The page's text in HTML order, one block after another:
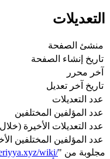
الصفحة
إنشاء الصفحة
محرر
آخر تعديل
التعديلات
المؤلفين المختلفين
التعديلات الأخيرة (خلال 90 يومًا يومًا)
المؤلفين المختلفين
من "wiki/